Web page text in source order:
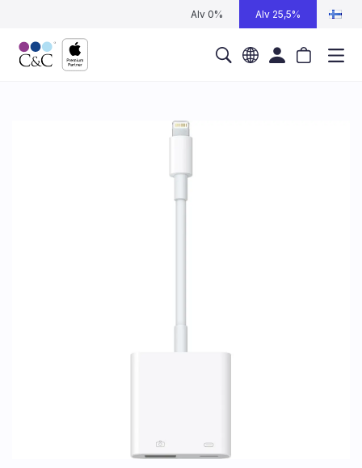
Alv 0% Alv 25,5%